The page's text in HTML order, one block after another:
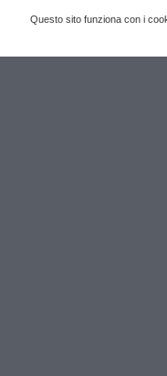
Questo sito funziona con i